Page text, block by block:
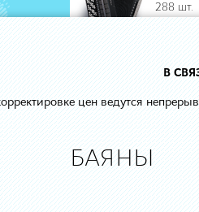
288 шт.
В
цен ведутся
БАЯНЫ